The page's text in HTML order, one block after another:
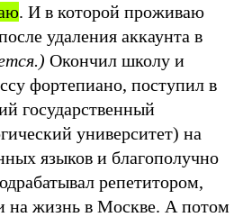
. И в которой проживаю
удаления аккаунта в
Окончил школу и
фортепиано, поступил в
государственный
университет) на
языков и благополучно
репетитором,
на жизнь в Москве. А потом